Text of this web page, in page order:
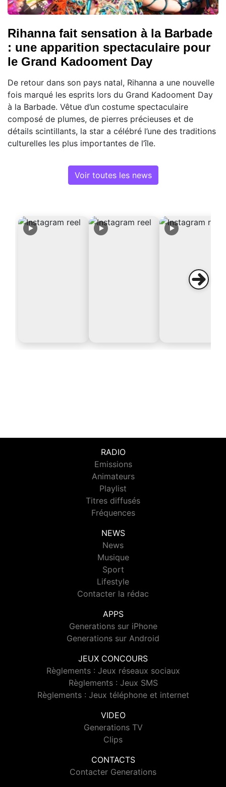
Rihanna fait sensation à la Barbade
: une apparition spectaculaire pour
le Grand Kadooment Day
De retour dans son pays natal, Rihanna a une nouvelle
fois marqué les esprits lors du Grand Kadooment Day
à la Barbade. Vêtue d’un costume spectaculaire
composé de plumes, de pierres précieuses et de
détails scintillants, la star a célébré l’une des traditions
culturelles les plus importantes de l’île.
Voir toutes les news
RADIO
Emissions
Animateurs
Playlist
Titres diffusés
Fréquences
NEWS
News
Musique
Sport
Lifestyle
Contacter la rédac
APPS
Generations sur iPhone
Generations sur Android
JEUX CONCOURS
Règlements : Jeux réseaux sociaux
Règlements : Jeux SMS
Règlements : Jeux téléphone et internet
VIDEO
Generations TV
Clips
CONTACTS
Contacter Generations